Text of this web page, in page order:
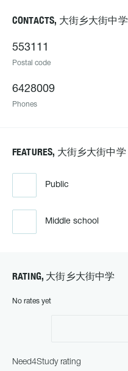
CONTACTS, 大街乡大街中学
553111
Postal code
6428009
Phones
FEATURES, 大街乡大街中学
Public
Middle school
RATING, 大街乡大街中学
No rates yet
Need4Study rating